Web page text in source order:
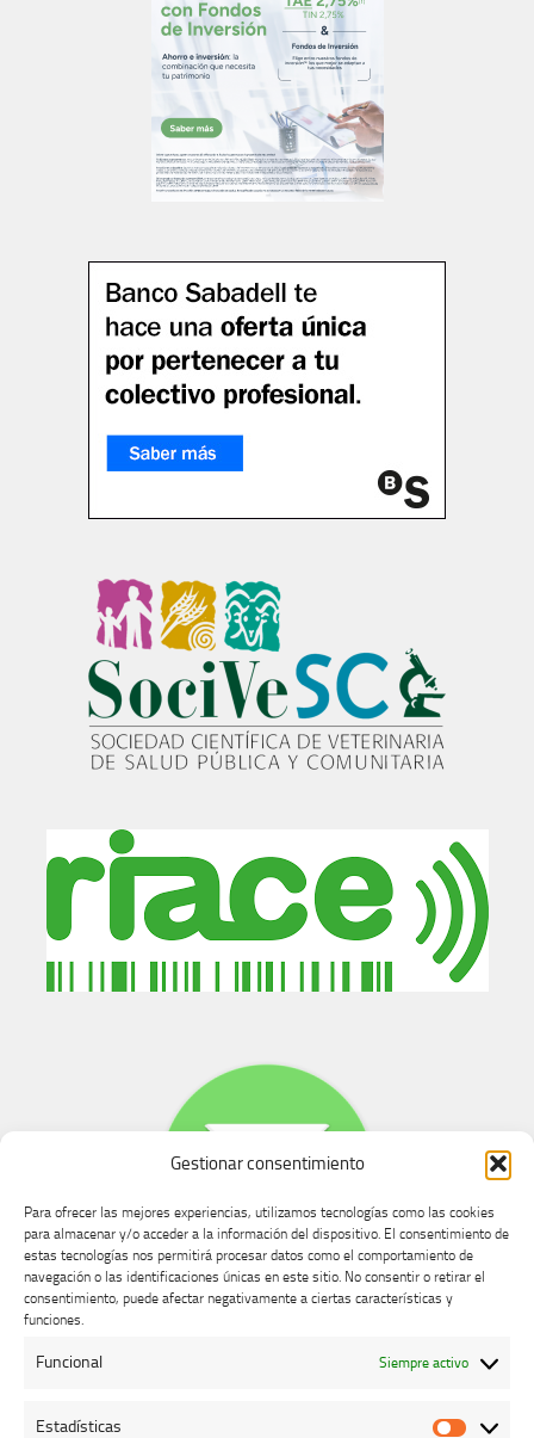
Gestionar consentimiento
Para ofrecer las mejores experiencias, utilizamos tecnologías como las cookies
para almacenar y/o acceder a la información del dispositivo. El consentimiento de
estas tecnologías nos permitirá procesar datos como el comportamiento de
navegación o las identificaciones únicas en este sitio. No consentir o retirar el
consentimiento, puede afectar negativamente a ciertas características y
funciones.
Funcional Siempre activo
Estadísticas
Buzón de dudas, quejas y sugerencias